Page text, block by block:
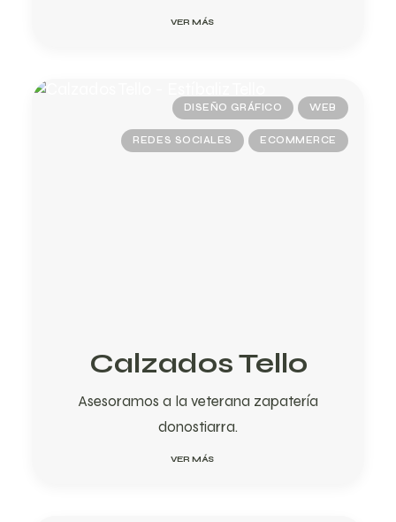
VER MÁS
DISEÑO GRÁFICO WEB
REDES SOCIALES ECOMMERCE
Calzados Tello
Asesoramos a la veterana zapatería
donostiarra.
VER MÁS